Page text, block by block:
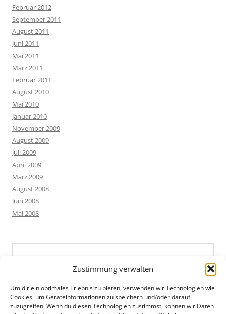
Zustimmung verwalten
Um dir ein optimales Erlebnis zu bieten, verwenden wir Technologien wie
Cookies, um Geräteinformationen zu speichern und/oder darauf
zuzugreifen. Wenn du diesen Technologien zustimmst, können wir Daten
Februar 2012
September 2011
August 2011
Juni 2011
Mai 2011
März 2011
Februar 2011
August 2010
Mai 2010
Januar 2010
November 2009
August 2009
Juli 2009
April 2009
März 2009
August 2008
Juni 2008
Mai 2008